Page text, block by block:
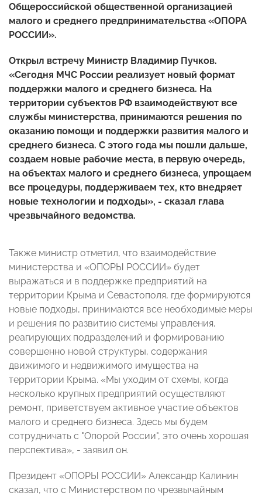
Общероссийской общественной организацией
малого и среднего предпринимательства «ОПОРА
РОССИИ».
Открыл встречу Министр Владимир Пучков.
«Сегодня МЧС России реализует новый формат
поддержки малого и среднего бизнеса. На
территории субъектов РФ взаимодействуют все
службы министерства, принимаются решения по
оказанию помощи и поддержки развития малого и
среднего бизнеса. С этого года мы пошли дальше,
создаем новые рабочие места, в первую очередь,
на объектах малого и среднего бизнеса, упрощаем
все процедуры, поддерживаем тех, кто внедряет
новые технологии и подходы», - сказал глава
чрезвычайного ведомства.
Также министр отметил, что взаимодействие
министерства и «ОПОРЫ РОССИИ» будет
выражаться и в поддержке предприятий на
территории Крыма и Севастополя, где формируются
новые подходы, принимаются все необходимые меры
и решения по развитию системы управления,
реагирующих подразделений и формированию
совершенно новой структуры, содержания
движимого и недвижимого имущества на
территории Крыма. «Мы уходим от схемы, когда
несколько крупных предприятий осуществляют
ремонт, приветствуем активное участие объектов
малого и среднего бизнеса. Здесь мы будем
сотрудничать с "Опорой России", это очень хорошая
перспектива», - заявил он.
Президент «ОПОРЫ РОССИИ» Александр Калинин
сказал, что с Министерством по чрезвычайным